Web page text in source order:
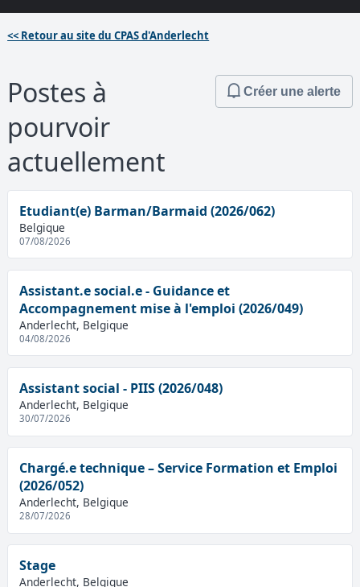
<< Retour au site du CPAS d'Anderlecht
Postes à
pourvoir
actuellement
Créer une alerte
Etudiant(e) Barman/Barmaid (2026/062)
Belgique
07/08/2026
Assistant.e social.e - Guidance et
Accompagnement mise à l'emploi (2026/049)
Anderlecht, Belgique
04/08/2026
Assistant social - PIIS (2026/048)
Anderlecht, Belgique
30/07/2026
Chargé.e technique – Service Formation et Emploi
(2026/052)
Anderlecht, Belgique
28/07/2026
Stage
Anderlecht, Belgique